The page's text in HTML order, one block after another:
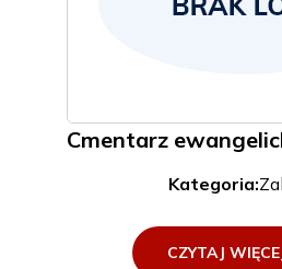
Cmentarz
Kategoria:
CZYTAJ